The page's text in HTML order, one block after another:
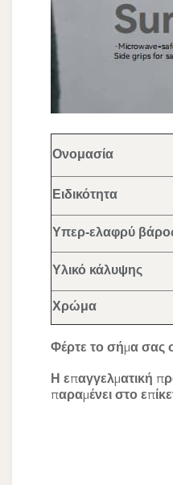
Ονομασία
Ειδικότητα
Υπερ-ελαφρύ
Υλικό κάλυψης
Χρώμα
Φέρτε το σήμα σας
Η επαγγελματική
παραμένει στο